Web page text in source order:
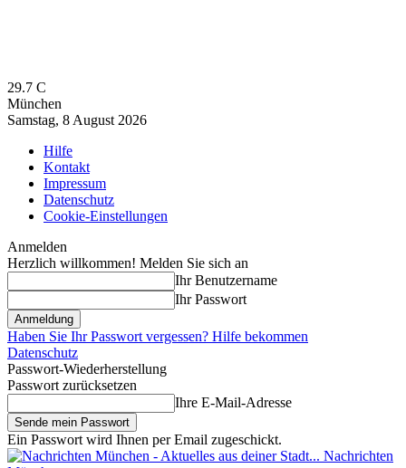
29.7 C
München
Samstag, 8 August 2026
Hilfe
Kontakt
Impressum
Datenschutz
Cookie-Einstellungen
Anmelden
Herzlich willkommen! Melden Sie sich an
Ihr Benutzername
Ihr Passwort
Haben Sie Ihr Passwort vergessen? Hilfe bekommen
Datenschutz
Passwort-Wiederherstellung
Passwort zurücksetzen
Ihre E-Mail-Adresse
Ein Passwort wird Ihnen per Email zugeschickt.
Nachrichten